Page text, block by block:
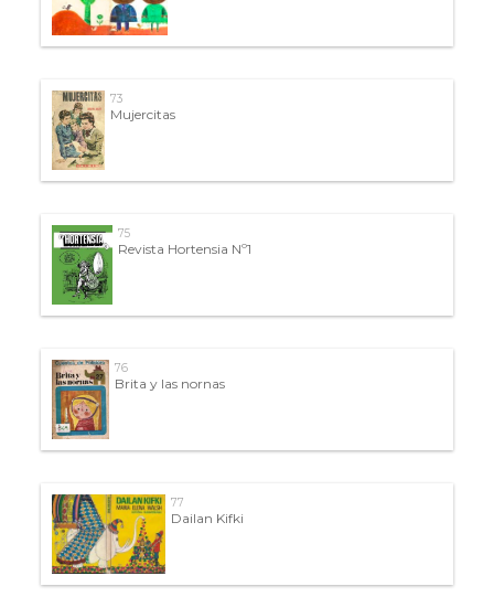
73
Mujercitas
75
Revista Hortensia Nº1
76
Brita y las nornas
77
Dailan Kifki